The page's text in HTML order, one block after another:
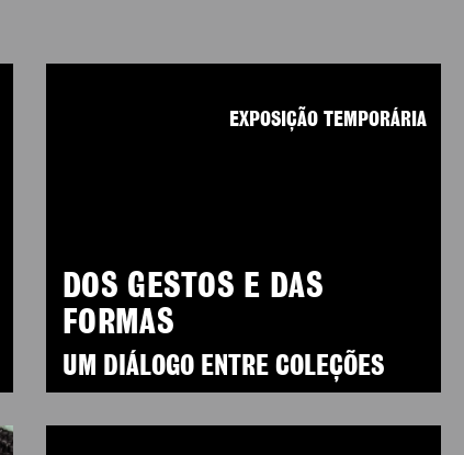
DOS GESTOS E DAS
FORMAS
UM DIÁLOGO ENTRE COLEÇÕES
EXPOSIÇÃO TEMPORÁRIA